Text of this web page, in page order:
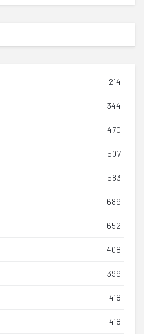
214
344
470
507
583
689
652
408
399
418
418